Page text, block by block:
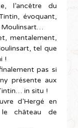
l’ancêtre du
évoquant,
Moulinsart…
mentalement,
tel que
!
pas si
présente aux
in situ !
d’Hergé en
château de